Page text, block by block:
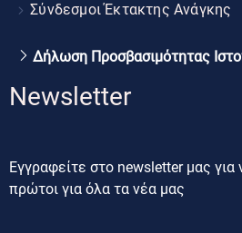
Σύνδεσμοι Έκτακτης Ανάγκης
Δήλωση Προσβασιμότητας
Newsletter
Εγγραφείτε στο newsletter μας
πρώτοι για όλα τα νέα μας